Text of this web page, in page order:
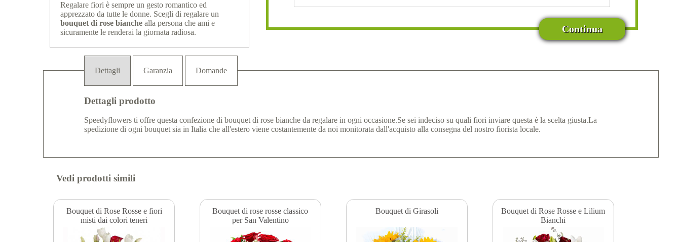
Regalare fiori è sempre un gesto romantico ed
apprezzato da tutte le donne. Scegli di regalare un
bouquet di rose bianche alla persona che ami e
sicuramente le renderai la giornata radiosa.
Continua
Dettagli Garanzia Domande
Dettagli prodotto
Speedyflowers ti offre questa confezione di bouquet di rose bianche da regalare in ogni occasione.Se sei indeciso su quali fiori inviare questa è la scelta giusta.La
spedizione di ogni bouquet sia in Italia che all'estero viene costantemente da noi monitorata dall'acquisto alla consegna del nostro fiorista locale.
Vedi prodotti simili
Bouquet di Rose Rosse e fiori
misti dai colori teneri
Bouquet di rose rosse classico
per San Valentino
Bouquet di Girasoli
Bouquet di Rose Rosse e Lilium
Bianchi